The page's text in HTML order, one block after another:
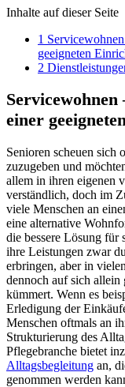
Inhalte auf dieser Seite
1
geeigneten
2
einer
Senioren scheuen
zuzugeben und
allem in ihren eigenen
verständlich, doch im
viele Menschen an
eine alternative
die bessere Lösung für
ihre Leistungen zwar
erbringen, aber in
dennoch auf sich allein
kümmert. Wenn es
Erledigung der
Menschen oftmals an
Strukturierung des
Pflegebranche bietet
Alltagsbegleitung an,
genommen werden